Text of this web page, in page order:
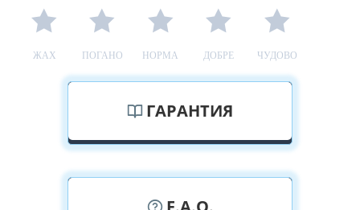
ЖАХ ПОГАНО НОРМА ДОБРЕ ЧУДОВО
ГАРАНТИЯ